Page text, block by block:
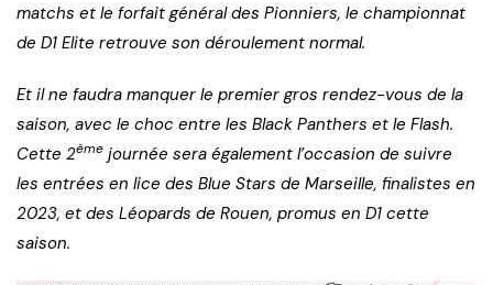
matchs et le forfait général des Pionniers, le championnat
de D1 Elite retrouve son déroulement normal.
Et il ne faudra manquer le premier gros rendez-vous de la
saison, avec le choc entre les Black Panthers et le Flash.
Cette 2ème journée sera également l’occasion de suivre
les entrées en lice des Blue Stars de Marseille, finalistes en
2023, et des Léopards de Rouen, promus en D1 cette
saison.